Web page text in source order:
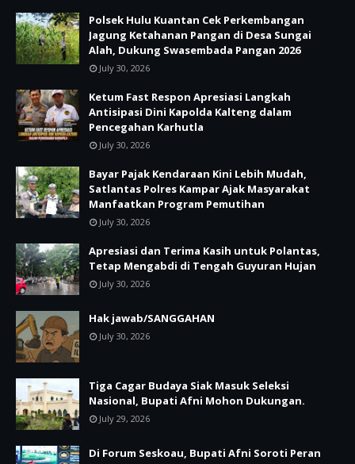
Polsek Hulu Kuantan Cek Perkembangan
Jagung Ketahanan Pangan di Desa Sungai
Alah, Dukung Swasembada Pangan 2026
July 30, 2026
Ketum Fast Respon Apresiasi Langkah
Antisipasi Dini Kapolda Kalteng dalam
Pencegahan Karhutla
July 30, 2026
Bayar Pajak Kendaraan Kini Lebih Mudah,
Satlantas Polres Kampar Ajak Masyarakat
Manfaatkan Program Pemutihan
July 30, 2026
Apresiasi dan Terima Kasih untuk Polantas,
Tetap Mengabdi di Tengah Guyuran Hujan
July 30, 2026
Hak jawab/SANGGAHAN
July 30, 2026
Tiga Cagar Budaya Siak Masuk Seleksi
Nasional, Bupati Afni Mohon Dukungan.
July 29, 2026
Di Forum Seskoau, Bupati Afni Soroti Peran